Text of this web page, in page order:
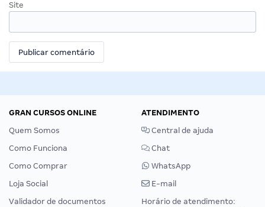
Site
GRAN CURSOS ONLINE
Quem Somos
Como Funciona
Como Comprar
Loja Social
Validador de documentos
ATENDIMENTO
Central de ajuda
Chat
WhatsApp
E-mail
Horário de atendimento: